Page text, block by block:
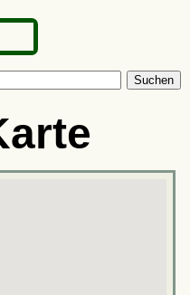
Suchen